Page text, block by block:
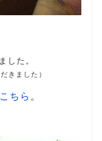
した。
きました）
ちら 。